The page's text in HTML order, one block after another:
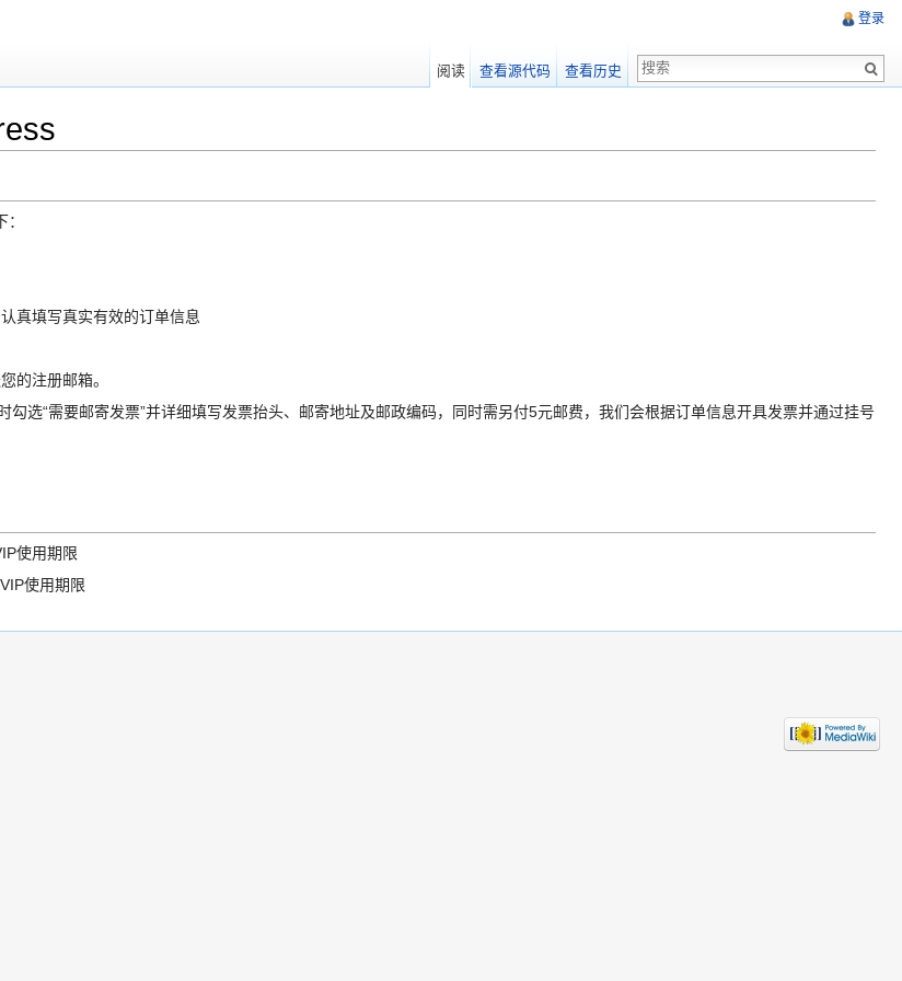
真填写真实有效的订单信息
的注册邮箱。
选“需要邮寄发票”并详细填写发票抬头、邮寄地址及邮政编码，同时需另付5元邮费，我们会根据订单信息开具发票并通过挂号
使用期限
使用期限
登录
阅读 查看源代码 查看历史